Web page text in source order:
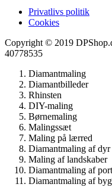
Privatlivs politik
Cookies
Copyright © 2019
40778535
Diamantmaling
Diamantbilleder
Rhinsten
DIY-maling
Børnemaling
Malingssæt
Maling på lærred
Diamantmaling af dyr
Maling af landskaber
Diamantmaling af
Diamantmaling af